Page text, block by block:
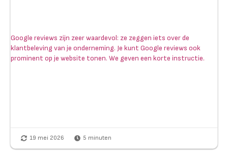
Google reviews zijn zeer waardevol: ze zeggen iets over de
klantbeleving van je onderneming. Je kunt Google reviews ook
prominent op je website tonen. We geven een korte instructie.
19 mei 2026 5 minuten